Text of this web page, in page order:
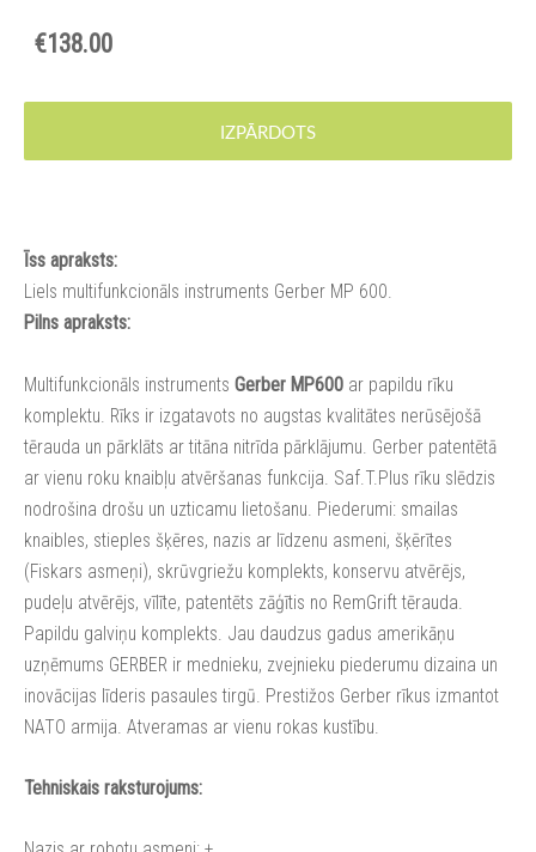
€138.00
IZPĀRDOTS
Īss apraksts:
Liels multifunkcionāls instruments Gerber MP 600.
Pilns apraksts:
Multifunkcionāls instruments Gerber MP600 ar papildu rīku
komplektu. Rīks ir izgatavots no augstas kvalitātes nerūsējošā
tērauda un pārklāts ar titāna nitrīda pārklājumu. Gerber patentētā
ar vienu roku knaibļu atvēršanas funkcija. Saf.T.Plus rīku slēdzis
nodrošina drošu un uzticamu lietošanu. Piederumi: smailas
knaibles, stieples šķēres, nazis ar līdzenu asmeni, šķērītes
(Fiskars asmeņi), skrūvgriežu komplekts, konservu atvērējs,
pudeļu atvērējs, vīlīte, patentēts zāģītis no RemGrift tērauda.
Papildu galviņu komplekts. Jau daudzus gadus amerikāņu
uzņēmums GERBER ir mednieku, zvejnieku piederumu dizaina un
inovācijas līderis pasaules tirgū. Prestižos Gerber rīkus izmantot
NATO armija. Atveramas ar vienu rokas kustību.
Tehniskais raksturojums: